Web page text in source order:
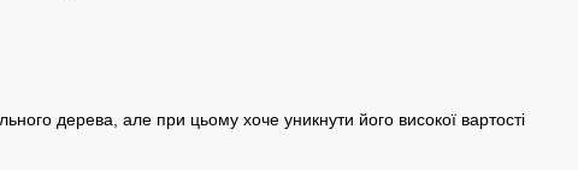
дерева, але при цьому хоче уникнути його високої вартості